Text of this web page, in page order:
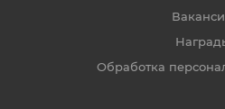
Обработка